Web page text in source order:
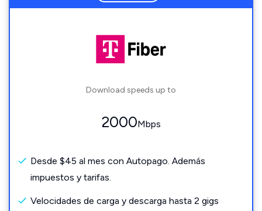
Download speeds up to
2000Mbps
Desde $45 al mes con Autopago. Además
impuestos y tarifas.
Velocidades de carga y descarga hasta 2 gigs